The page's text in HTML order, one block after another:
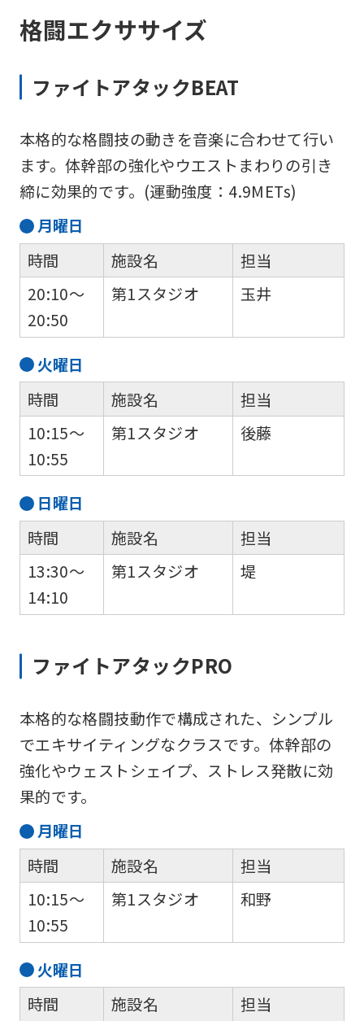
格闘エクササイズ
ファイトアタックBEAT
本格的な格闘技の動きを音楽に合わせて行い
ます。体幹部の強化やウエストまわりの引き
締に効果的です。(運動強度：4.9METs)
月曜日
時間
20:10～
20:50
施設名
第1スタジオ
担当
玉井
火曜日
時間
10:15～
10:55
施設名
第1スタジオ
担当
後藤
日曜日
時間
13:30～
14:10
施設名
第1スタジオ
担当
堤
ファイトアタックPRO
本格的な格闘技動作で構成された、シンプル
でエキサイティングなクラスです。体幹部の
強化やウェストシェイプ、ストレス発散に効
果的です。
月曜日
時間
10:15～
10:55
施設名
第1スタジオ
担当
和野
火曜日
時間
施設名 担当